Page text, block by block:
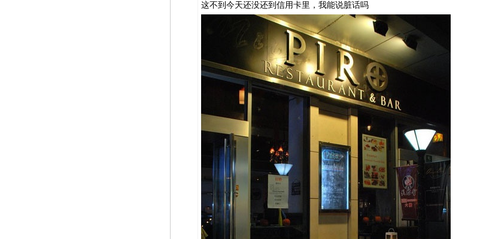
这不到今天还没还到信用卡里，我能说脏话吗